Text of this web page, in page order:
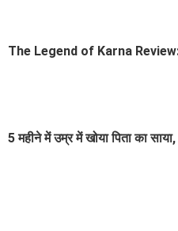
The Legend of Karna Review:
5 महीने में उम्र में खोया पिता का